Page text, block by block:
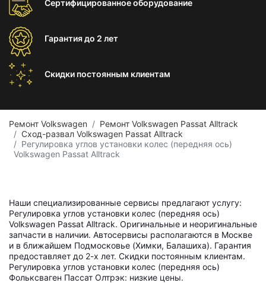
Сертифицированноеоборудование
Гарантиядо 2 лет
Скидки постоянным клиентам
Ремонт Volkswagen
Ремонт Volkswagen Passat Alltrack
Сход-развал Volkswagen Passat Alltrack
Регулировка углов установки колес (передняя ось)
Volkswagen Passat Alltrack
Наши специализированные сервисы предлагают услугу:
Регулировка углов установки колес (передняя ось)
Volkswagen Passat Alltrack. Оригинальные и неоригинальные
запчасти в наличии. Автосервисы располагаются в Москве
и в ближайшем Подмосковье (Химки, Балашиха). Гарантия
предоставляет до 2-х лет. Скидки постоянным клиентам.
Регулировка углов установки колес (передняя ось)
Фольксваген Пассат Олтрэк: низкие цены.